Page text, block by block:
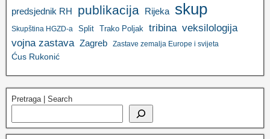
predsjednik RH publikacija Rijeka skup
Skupština HGZD-a Split Trako Poljak tribina veksilologija
vojna zastava Zagreb Zastave zemalja Europe i svijeta
Ćus Rukonić
Pretraga | Search